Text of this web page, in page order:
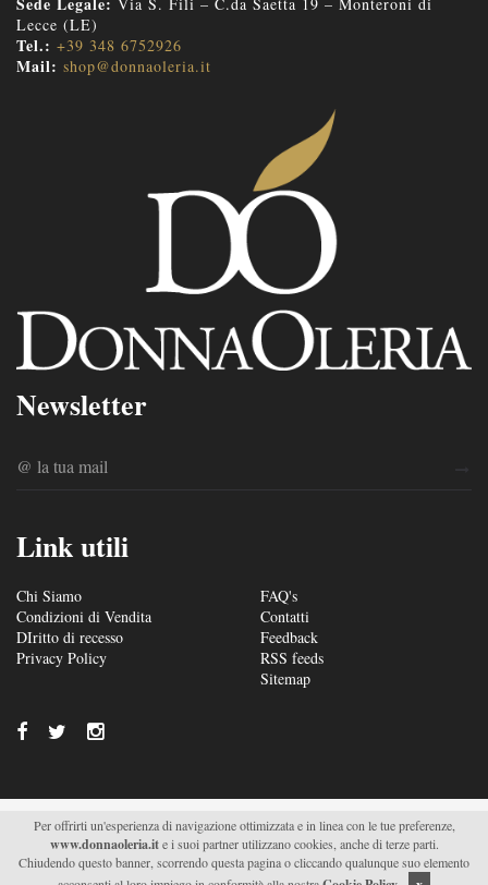
Lecce (LE)
Tel.: +39 348 6752926
Mail: shop@donnaoleria.it
Newsletter
Link utili
Chi Siamo
Condizioni di Vendita
DIritto di recesso
Privacy Policy
FAQ's
Contatti
Feedback
RSS feeds
Sitemap
© 2026/2027 Soc. Agr. Donna Oleria s.r.l. - Via S. Fili –
C.da Saetta 19 – Monteroni di Lecce (LE) - P.IVA
04511470751 | Supported by Moviweb
Per offrirti un'esperienza di navigazione ottimizzata e in linea con le tue preferenze,
www.donnaoleria.ite i suoi partner utilizzano cookies, anche di terze parti.
Chiudendo questo banner, scorrendo questa pagina o cliccando qualunque suo elemento